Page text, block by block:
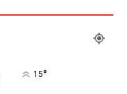
15°